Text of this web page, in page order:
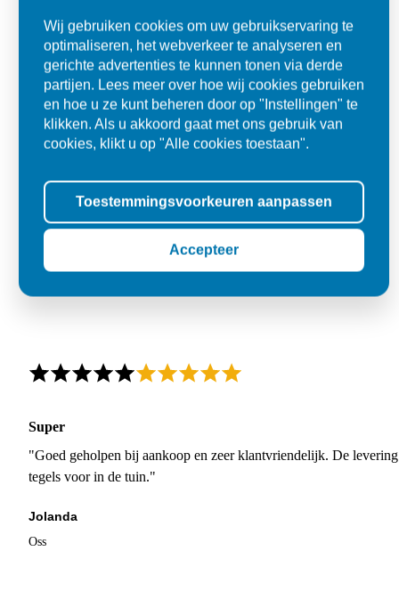
Super
"Goed geholpen bij aankoop en zeer klantvriendelijk. De
tegels voor in de tuin."
Jolanda
Oss
Wij gebruiken cookies om uw gebruikservaring te
optimaliseren, het webverkeer te analyseren en
gerichte advertenties te kunnen tonen via derde
partijen. Lees meer over hoe wij cookies gebruiken
en hoe u ze kunt beheren door op "Instellingen" te
klikken. Als u akkoord gaat met ons gebruik van
cookies, klikt u op "Alle cookies toestaan".
Toestemmingsvoorkeuren aanpassen
Accepteer